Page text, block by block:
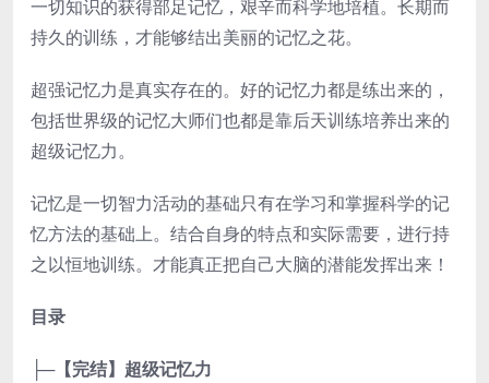
一切知识的获得部足记忆，艰辛而科学地培植。长期而
持久的训练，才能够结出美丽的记忆之花。
超强记忆力是真实存在的。好的记忆力都是练出来的，
包括世界级的记忆大师们也都是靠后天训练培养出来的
超级记忆力。
记忆是一切智力活动的基础只有在学习和掌握科学的记
忆方法的基础上。结合自身的特点和实际需要，进行持
之以恒地训练。才能真正把自己大脑的潜能发挥出来！
目录
├─【完结】超级记忆力